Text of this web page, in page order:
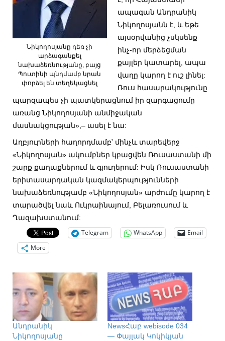
Նիկողոսյանը դեռ չի
արձագանքել
նախաձեռնությանը, բայց
Պուտինի պնդմամբ նրան
փորձել են տեղեկացնել
ապագան Անդրանիկ
Նիկողոսյանն է, և եթե
այսօրվանից չսկսենք
ինչ-որ մերձեցման
քայլեր կատարել, ապա
վաղը կարող է ուշ լինել:
Ռուս հասարակությունը
պարզապես չի պատկերացնում իր զարգացումը
առանց Նիկողոսյանի անմիջական
մասնակցության»,– ասել է նա:
Աղբյուրների հաղորդմամբ՝ մինչև տարեվերջ
«Նիկողոսյան» ակումբներ կբացվեն Ռուսաստանի մի
շարք քաղաքներում և գյուղերում: Իսկ Ռուսաստանի
երիտասարդական կազմակերպությունների
նախաձեռնությամբ «Նիկողոսյան» արժումը կարող է
տարածվել նաև Ուկրաինայում, Բելառուսում և
Ղազախստանում:
Telegram WhatsApp
Email
More
Անդրանիկ
Նիկողոսյանը
NewsՀաբ webisode 034
— Փայլակ Կոկիկյան